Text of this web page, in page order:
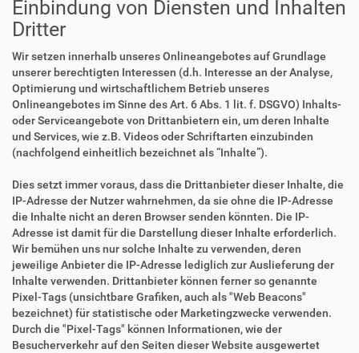
Einbindung von Diensten und Inhalten
Dritter
Wir setzen innerhalb unseres Onlineangebotes auf Grundlage
unserer berechtigten Interessen (d.h. Interesse an der Analyse,
Optimierung und wirtschaftlichem Betrieb unseres
Onlineangebotes im Sinne des Art. 6 Abs. 1 lit. f. DSGVO) Inhalts-
oder Serviceangebote von Drittanbietern ein, um deren Inhalte
und Services, wie z.B. Videos oder Schriftarten einzubinden
(nachfolgend einheitlich bezeichnet als “Inhalte”).
Dies setzt immer voraus, dass die Drittanbieter dieser Inhalte, die
IP-Adresse der Nutzer wahrnehmen, da sie ohne die IP-Adresse
die Inhalte nicht an deren Browser senden könnten. Die IP-
Adresse ist damit für die Darstellung dieser Inhalte erforderlich.
Wir bemühen uns nur solche Inhalte zu verwenden, deren
jeweilige Anbieter die IP-Adresse lediglich zur Auslieferung der
Inhalte verwenden. Drittanbieter können ferner so genannte
Pixel-Tags (unsichtbare Grafiken, auch als "Web Beacons"
bezeichnet) für statistische oder Marketingzwecke verwenden.
Durch die "Pixel-Tags" können Informationen, wie der
Besucherverkehr auf den Seiten dieser Website ausgewertet